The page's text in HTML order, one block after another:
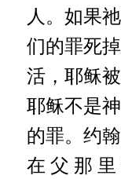
人。如果
们的罪死
活，耶稣
耶稣不是
的罪。约
在 父 那 里